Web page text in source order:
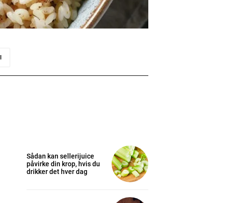
Sådan kan sellerijuice
påvirke din krop, hvis du
drikker det hver dag